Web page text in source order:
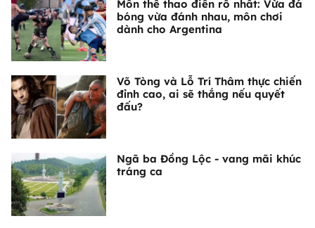
Môn thể thao điên rồ nhất: Vừa đá
bóng vừa đánh nhau, môn chơi
dành cho Argentina
Võ Tòng và Lỗ Trí Thâm thực chiến
đỉnh cao, ai sẽ thắng nếu quyết
đấu?
Ngã ba Đồng Lộc - vang mãi khúc
tráng ca